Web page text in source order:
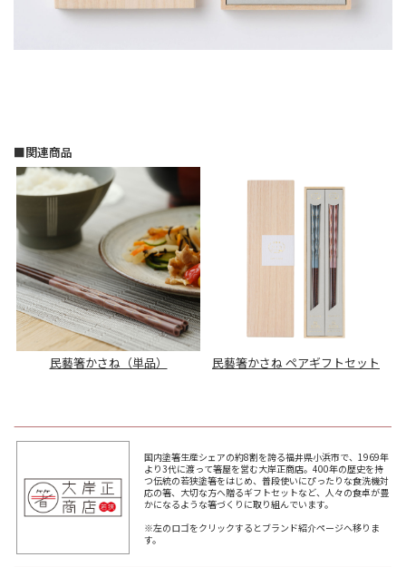
■関連商品
民藝箸かさね（単品） 民藝箸かさね ペアギフトセット
国内塗箸生産シェアの約8割を誇る福井県小浜市で、1969年
より3代に渡って箸屋を営む大岸正商店。400年の歴史を持
つ伝統の若狭塗箸をはじめ、普段使いにぴったりな食洗機対
応の箸、大切な方へ贈るギフトセットなど、人々の食卓が豊
かになるような箸づくりに取り組んでいます。
※左のロゴをクリックするとブランド紹介ページへ移りま
す。